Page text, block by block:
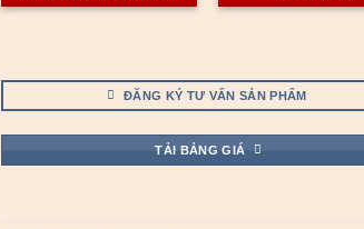
ĐĂNG KÝ TƯ VẤN SẢN PHẨM
TẢI BẢNG GIÁ